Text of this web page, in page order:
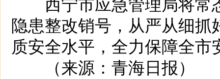
隐患整改销号，从严从细
质安全水平，全力保障全
（来源：青海日报）